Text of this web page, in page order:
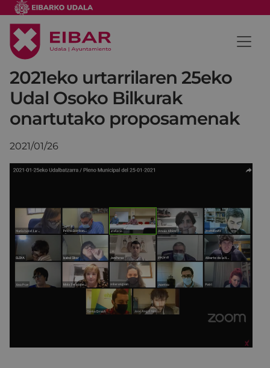
2021eko urtarrilaren 25eko
Udal Osoko Bilkurak
onartutako proposamenak
2021/01/26